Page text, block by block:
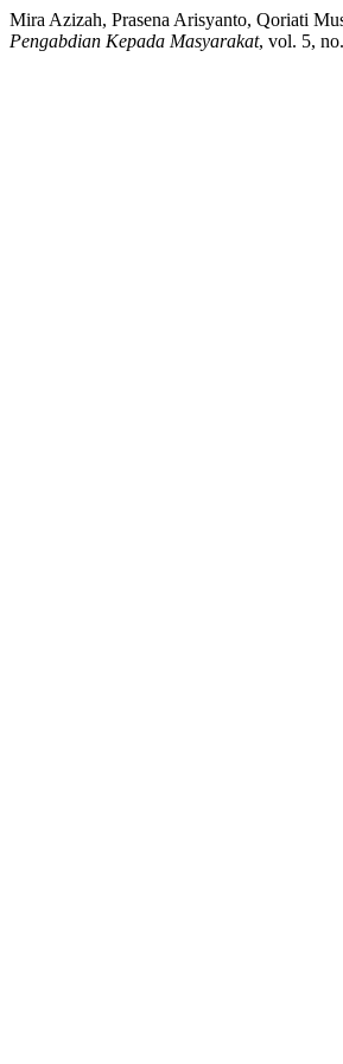
Mira Azizah, Prasena Arisyanto, Qoriati
Pengabdian Kepada Masyarakat, vol. 5,